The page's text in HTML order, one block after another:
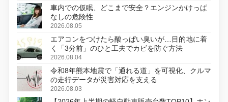
車内での仮眠、どこまで安全？エンジンかけっぱ
なしの危険性
2026.08.05
エアコンをつけたら酸っぱい臭いが…目的地に着
く「3分前」のひと工夫でカビを防ぐ方法
2026.08.04
令和8年熊本地震で「通れる道」を可視化、クルマ
の走行データが災害対応を支える
2026.08.03